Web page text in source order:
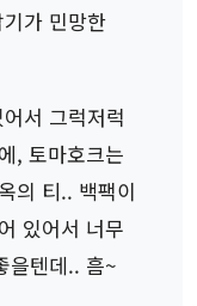
가 민망한
서 그럭저럭
, 토마호크는
의 티.. 백팩이
있어서 너무
을텐데.. 흠~